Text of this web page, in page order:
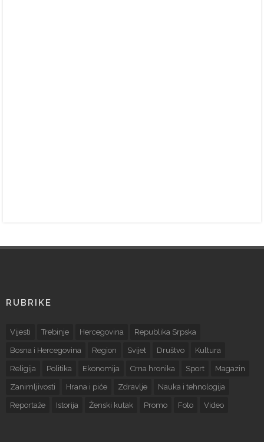
RUBRIKE
Vijesti Trebinje Hercegovina Republika Srpska
Bosna i Hercegovina Region Svijet Društvo Kultura
Religija Politika Ekonomija Crna hronika Sport Magazin
Zanimljivosti Hrana i piće Zdravlje Nauka i tehnologija
Reportaže Istorija Ženski kutak Promo Foto Video